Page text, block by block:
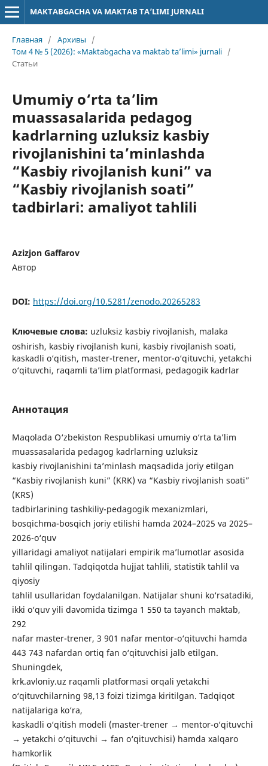
MAKTABGACHA VA MAKTAB TA’LIMI JURNALI
Главная / Архивы
/
Том 4 № 5 (2026): «Maktabgacha va maktab ta’limi» jurnali /
Статьи
Umumiy o‘rta ta’lim
muassasalarida pedagog
kadrlarning uzluksiz kasbiy
rivojlanishini ta’minlashda
“Kasbiy rivojlanish kuni” va
“Kasbiy rivojlanish soati”
tadbirlari: amaliyot tahlili
Azizjon Gaffarov
Автор
DOI: https://doi.org/10.5281/zenodo.20265283
Ключевые слова: uzluksiz kasbiy rivojlanish, malaka
oshirish, kasbiy rivojlanish kuni, kasbiy rivojlanish soati,
kaskadli o‘qitish, master-trener, mentor-o‘qituvchi, yetakchi
o‘qituvchi, raqamli ta’lim platformasi, pedagogik kadrlar
Аннотация
Maqolada O‘zbekiston Respublikasi umumiy o‘rta ta’lim
muassasalarida pedagog kadrlarning uzluksiz
kasbiy rivojlanishini ta’minlash maqsadida joriy etilgan
“Kasbiy rivojlanish kuni” (KRK) va “Kasbiy rivojlanish soati”
(KRS)
tadbirlarining tashkiliy-pedagogik mexanizmlari,
bosqichma-bosqich joriy etilishi hamda 2024–2025 va 2025–
2026-o‘quv
yillaridagi amaliyot natijalari empirik ma’lumotlar asosida
tahlil qilingan. Tadqiqotda hujjat tahlili, statistik tahlil va
qiyosiy
tahlil usullaridan foydalanilgan. Natijalar shuni ko‘rsatadiki,
ikki o‘quv yili davomida tizimga 1 550 ta tayanch maktab,
292
nafar master-trener, 3 901 nafar mentor-o‘qituvchi hamda
443 743 nafardan ortiq fan o‘qituvchisi jalb etilgan.
Shuningdek,
krk.avloniy.uz raqamli platformasi orqali yetakchi
o‘qituvchilarning 98,13 foizi tizimga kiritilgan. Tadqiqot
natijalariga ko‘ra,
kaskadli o‘qitish modeli (master-trener → mentor-o‘qituvchi
→ yetakchi o‘qituvchi → fan o‘qituvchisi) hamda xalqaro
hamkorlik